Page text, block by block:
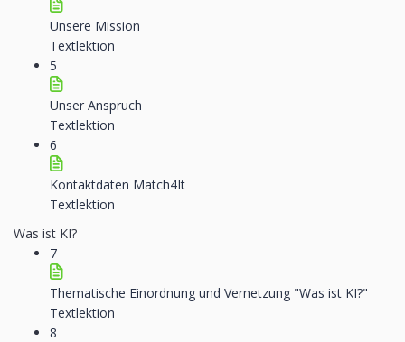
Unsere Mission
Textlektion
5
Unser Anspruch
Textlektion
6
Kontaktdaten Match4It
Textlektion
Was ist KI?
7
Thematische Einordnung und Vernetzung "Was ist KI?"
Textlektion
8